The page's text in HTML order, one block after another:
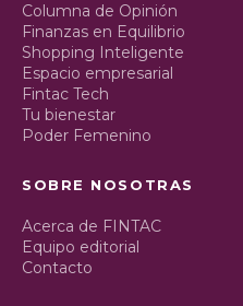
Columna de Opinión
Finanzas en Equilibrio
Shopping Inteligente
Espacio empresarial
Fintac Tech
Tu bienestar
Poder Femenino
SOBRE NOSOTRAS
Acerca de FINTAC
Equipo editorial
Contacto